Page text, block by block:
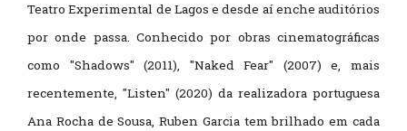
Teatro Experimental de Lagos e desde aí enche auditórios
por onde passa. Conhecido por obras cinematográficas
como "Shadows" (2011), "Naked Fear" (2007) e, mais
recentemente, "Listen" (2020) da realizadora portuguesa
Ana Rocha de Sousa, Ruben Garcia tem brilhado em cada